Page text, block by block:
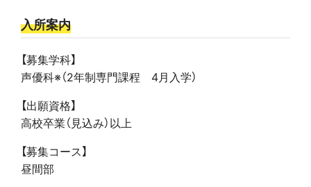
入所案内
【募集学科】
声優科※（2年制専門課程 4月入学）
【出願資格】
高校卒業（見込み）以上
【募集コース】
昼間部